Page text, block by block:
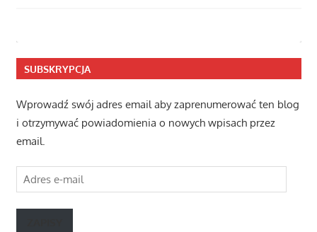
SUBSKRYPCJA
Wprowadź swój adres email aby zaprenumerować ten blog
i otrzymywać powiadomienia o nowych wpisach przez
email.
Adres
e-
mail